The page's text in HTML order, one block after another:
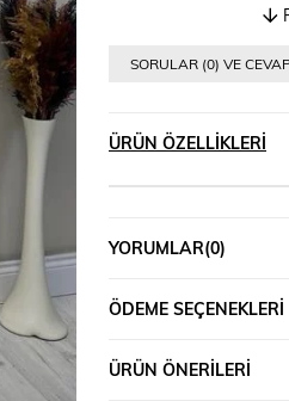
SORULAR (0) VE
ÜRÜN ÖZELLIKLERI
YORUMLAR(0)
ÖDEME SEÇENEKLERI
ÜRÜN ÖNERILERI